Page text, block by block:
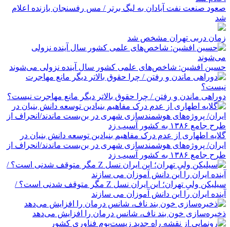
صعود صنعت نفت آبادان به لیگ برتر / مس رفسنجان بازنده اعلام
شد
زمان دربی تهران مشخص شد
حسین افشین: شاخص‌های علمی کشور سال آینده نزولی می‌شوند
دوراهی ماندن و رفتن / چرا حقوق بالاتر دیگر مانع مهاجرت نیست؟
گلایه اطهاری از عدم درک مفاهیم بنیادین توسعه دانش بنیان در
ایران/ پروژه‌های هوشمندسازی شهری در بن‌بست ماندند/انحراف از
طرح جامع ۱۳۸۶ به کشور آسیب زد
سیلیکن ولیِ تهران؛ این ایران نسل Z مگر متوقف شدنی است؟ /
آینده ایران را این دانش آموزان می سازند
ذخیره‌سازی خون بند ناف، شانس درمان را افزایش می‌دهد